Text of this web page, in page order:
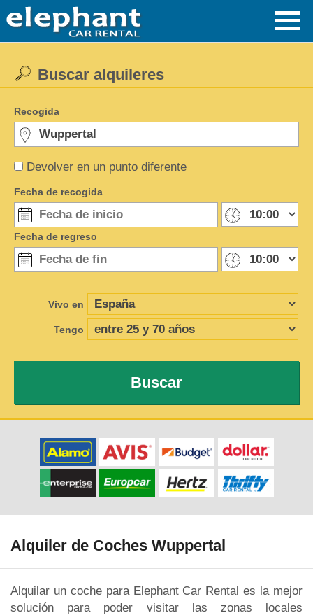
Devolver en un punto diferente
Buscar alquileres
Recogida
Fecha de recogida
Fecha de regreso
Vivo en
Tengo
Buscar
Alquiler de Coches Wuppertal
Alquilar un coche para Elephant Car Rental es la mejor
solución para poder visitar las zonas locales